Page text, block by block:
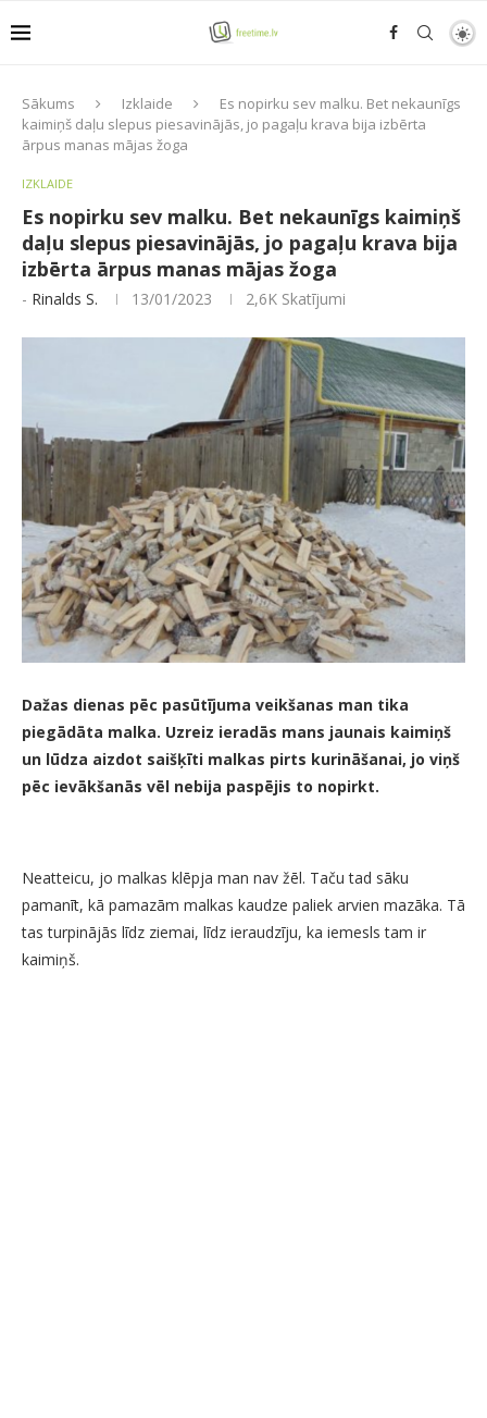
Sākums Izklaide
Es nopirku sev malku. Bet nekaunīgs
kaimiņš daļu slepus piesavinājās, jo pagaļu krava bija izbērta
ārpus manas mājas žoga
IZKLAIDE
Es nopirku sev malku. Bet nekaunīgs kaimiņš
daļu slepus piesavinājās, jo pagaļu krava bija
izbērta ārpus manas mājas žoga
- Rinalds S. 13/01/2023 2,6K Skatījumi
Dažas dienas pēc pasūtījuma veikšanas man tika
piegādāta malka. Uzreiz ieradās mans jaunais kaimiņš
un lūdza aizdot saišķīti malkas pirts kurināšanai, jo viņš
pēc ievākšanās vēl nebija paspējis to nopirkt.
Neatteicu, jo malkas klēpja man nav žēl. Taču tad sāku
pamanīt, kā pamazām malkas kaudze paliek arvien mazāka. Tā
tas turpinājās līdz ziemai, līdz ieraudzīju, ka iemesls tam ir
kaimiņš.